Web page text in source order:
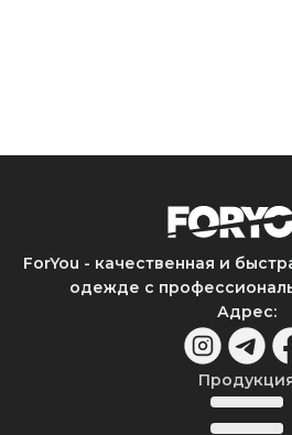
ForYou - качественная и
одежде с
Адрес: